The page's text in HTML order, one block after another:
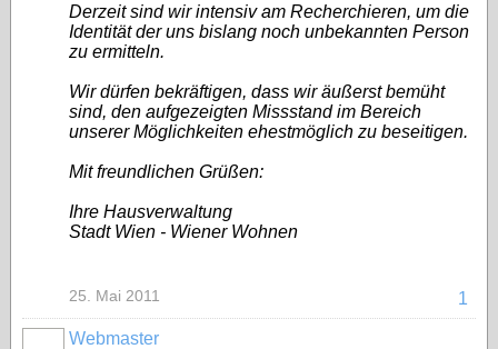
Derzeit sind wir intensiv am Recherchieren, um die
Identität der uns bislang noch unbekannten Person
zu ermitteln.
Wir dürfen bekräftigen, dass wir äußerst bemüht
sind, den aufgezeigten Missstand im Bereich
unserer Möglichkeiten ehestmöglich zu beseitigen.
Mit freundlichen Grüßen:
Ihre Hausverwaltung
Stadt Wien - Wiener Wohnen
1
25. Mai 2011
Webmaster